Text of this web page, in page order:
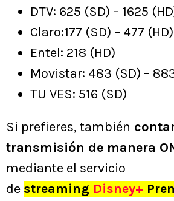
DTV: 625 (SD) – 1625
Claro:177 (SD) – 477 (HD)
Entel: 218 (HD)
Movistar: 483 (SD) –
TU VES: 516 (SD)
Si prefieres, también
transmisión de manera
mediante el servicio
de streaming Disney+